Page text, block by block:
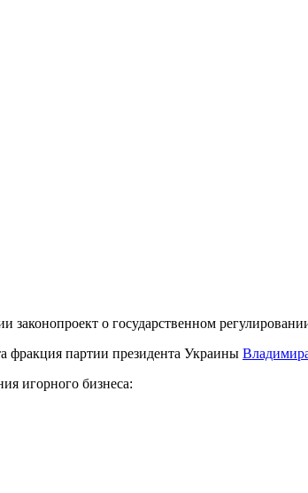
о государственном
фракция партии президента Украины
игорного бизнеса: